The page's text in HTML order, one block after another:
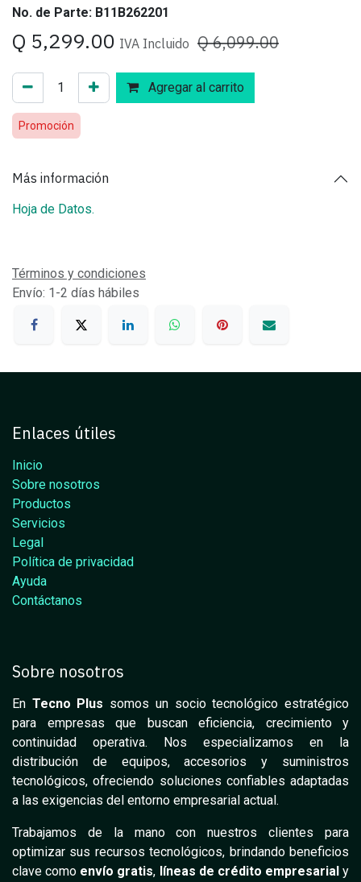
No. de Parte: B11B262201
Q 5,299.00 IVA Incluido Q6,099.00
Agregar al carrito
Promoción
Más información
Hoja de Datos.
Términos y condiciones
Envío: 1-2 días hábiles
Enlaces útiles
Inicio
Sobre nosotros
Productos
Servicios
Legal
Política de privacidad
Ayuda
Contáctanos
Sobre nosotros
En Tecno Plus somos un socio tecnológico estratégico
para empresas que buscan eficiencia, crecimiento y
continuidad operativa. Nos especializamos en la
distribución de equipos, accesorios y suministros
tecnológicos, ofreciendo soluciones confiables adaptadas
a las exigencias del entorno empresarial actual.
Trabajamos de la mano con nuestros clientes para
optimizar sus recursos tecnológicos, brindando beneficios
clave como envío gratis, líneas de crédito empresarial y